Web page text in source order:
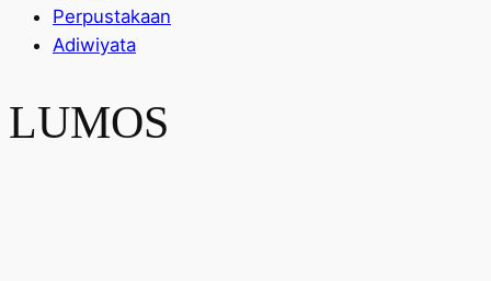
Perpustakaan
Adiwiyata
LUMOS